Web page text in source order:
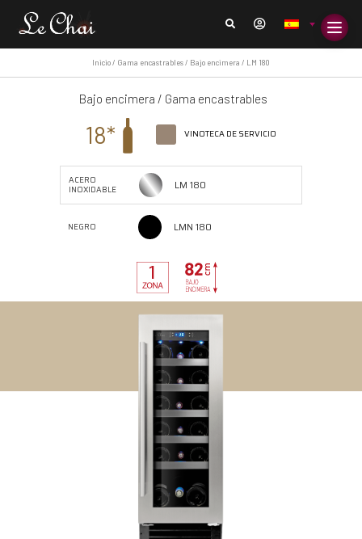
Inicio/ Gama encastrables/ Bajo encimera / LM 180
Bajo encimera / Gama encastrables
18* VINOTECA DE SERVICIO
ACERO
INOXIDABLE
LM 180
NEGRO LMN 180